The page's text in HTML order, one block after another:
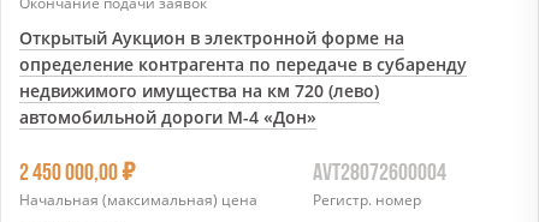
Открытый Аукцион в электронной форме на
определение контрагента по передаче в субаренду
недвижимого имущества на км 720 (лево)
автомобильной дороги М-4 «Дон»
2 450 000,007
Начальная (максимальная) цена
AVT28072600004
Регистр. номер